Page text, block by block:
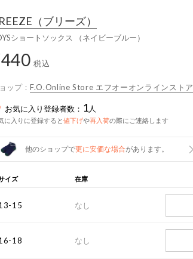
（ブリーズ）
ショートソックス （ネイビーブルー）
税込
ップ： F.O.Online Store エフオーオンラインストア
お気に入り登録者数： 1人
に入りに登録すると値下げや再入荷の際にご連絡します
他のショップで更に安価な場合があります。
イズ 在庫
15 なし
18 なし